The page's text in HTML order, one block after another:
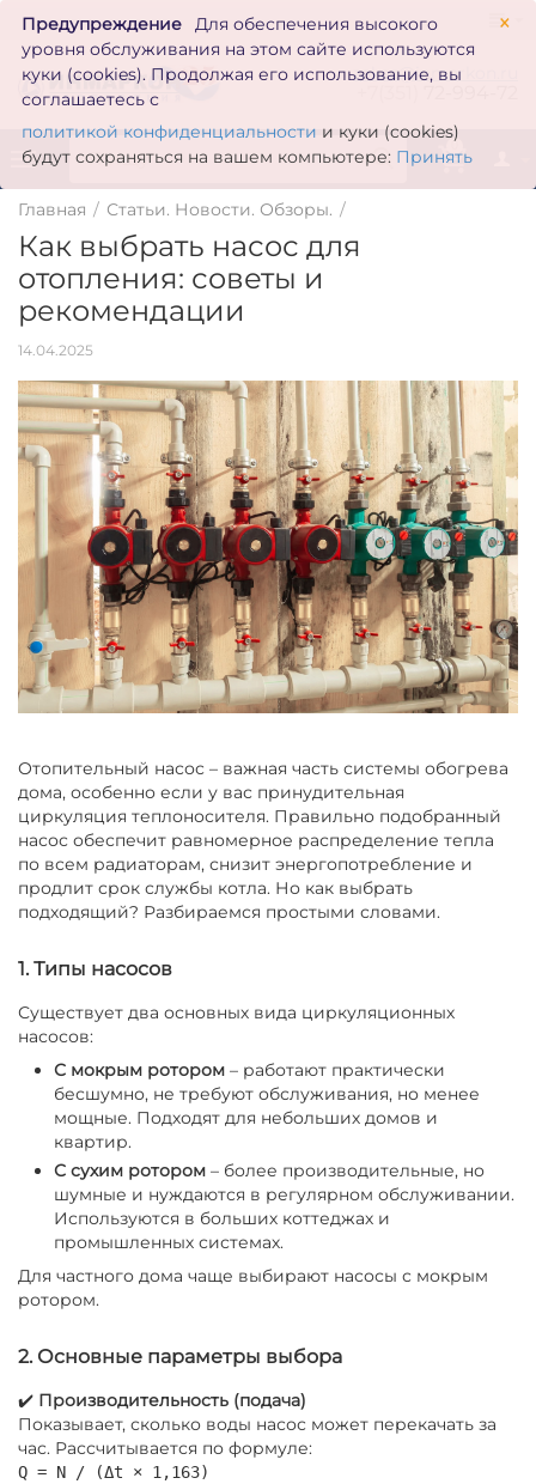
×
Предупреждение
Для обеспечения высокого
уровня обслуживания на этом сайте используются
куки (cookies). Продолжая его использование, вы
соглашаетесь с
политикой конфиденциальности и куки (cookies)
будут сохраняться на вашем компьютере: Принять
zakaz@inmarkon.ru
0
Главная / Статьи. Новости. Обзоры. /
Как выбрать насос для
отопления: советы и
рекомендации
14.04.2025
Отопительный насос – важная часть системы обогрева
дома, особенно если у вас принудительная
циркуляция теплоносителя. Правильно подобранный
насос обеспечит равномерное распределение тепла
по всем радиаторам, снизит энергопотребление и
продлит срок службы котла. Но как выбрать
подходящий? Разбираемся простыми словами.
1. Типы насосов
Существует два основных вида циркуляционных
насосов:
С мокрым ротором – работают практически
бесшумно, не требуют обслуживания, но менее
мощные. Подходят для небольших домов и
квартир.
С сухим ротором – более производительные, но
шумные и нуждаются в регулярном обслуживании.
Используются в больших коттеджах и
промышленных системах.
Для частного дома чаще выбирают насосы с мокрым
ротором.
2. Основные параметры выбора
✔️ Производительность (подача)
Показывает, сколько воды насос может перекачать за
час. Рассчитывается по формуле:
Q = N / (Δt × 1,163)